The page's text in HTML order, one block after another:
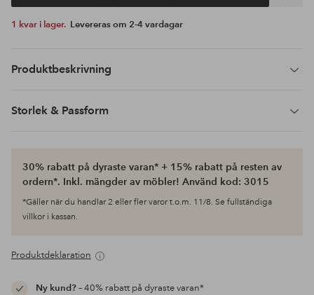
1 kvar i lager. Levereras om 2-4 vardagar
Produktbeskrivning
Storlek & Passform
30% rabatt på dyraste varan* + 15% rabatt på resten av
ordern*. Inkl. mängder av möbler! Använd kod: 3015
*Gäller när du handlar 2 eller fler varor t.o.m. 11/8. Se fullständiga
villkor i kassan.
Produktdeklaration
Ny kund?– 40% rabatt på dyraste varan*